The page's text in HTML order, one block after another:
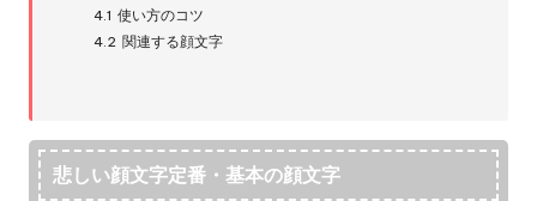
4.1 使い方のコツ
4.2 関連する顔文字
悲しい顔文字定番・基本の顔文字